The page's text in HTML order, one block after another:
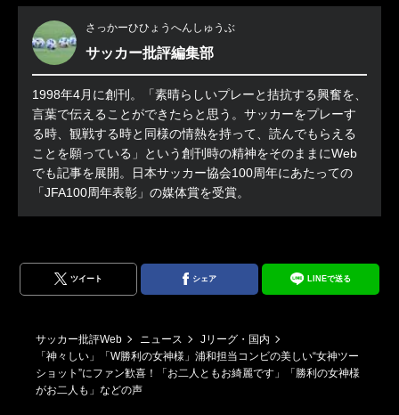
さっかーひひょうへんしゅうぶ
サッカー批評編集部
1998年4月に創刊。「素晴らしいプレーと拮抗する興奮を、
言葉で伝えることができたらと思う。サッカーをプレーす
る時、観戦する時と同様の情熱を持って、読んでもらえる
ことを願っている」という創刊時の精神をそのままにWeb
でも記事を展開。日本サッカー協会100周年にあたっての
「JFA100周年表彰」の媒体賞を受賞。
ツイート シェア LINEで送る
サッカー批評Web ニュース
Jリーグ・国内
「神々しい」「W勝利の女神様」浦和担当コンビの美しい“女神ツー
ショット”にファン歓喜！「お二人ともお綺麗です」「勝利の女神様
がお二人も」などの声